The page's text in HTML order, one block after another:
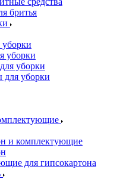
бритья
уборки
уборки
для уборки
и комплектующие
для гипсокартона